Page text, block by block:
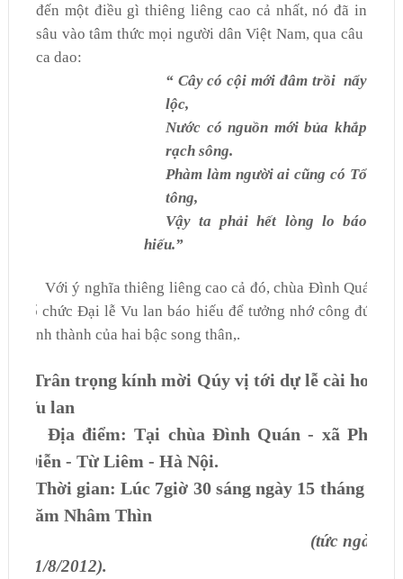
đến một điều gì thiêng liêng cao cả nhất, nó đã in
sâu vào tâm thức mọi người dân Việt Nam, qua câu
ca dao:
“ Cây có cội mới đâm trồi nẩy
lộc,
Nước có nguồn mới bủa khắp
rạch sông.
Phàm làm người ai cũng có Tổ
tông,
Vậy ta phải hết lòng lo báo
hiếu.”
Với ý nghĩa thiêng liêng cao cả đó, chùa Đình Quán
tổ chức Đại lễ Vu lan báo hiếu để tưởng nhớ công đức
sinh thành của hai bậc song thân,.
Trân trọng kính mời Qúy vị tới dự lễ cài hoa
Vu lan
Địa điểm: Tại chùa Đình Quán - xã Phú
Diễn - Từ Liêm - Hà Nội.
Thời gian: Lúc 7giờ 30 sáng ngày 15 tháng 7
năm Nhâm Thìn
(tức ngày
31/8/2012).